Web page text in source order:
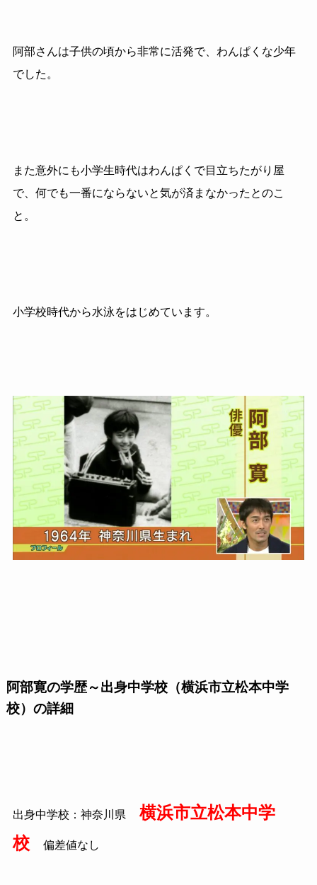
阿部さんは子供の頃から非常に活発で、わんぱくな少年
でした。
また意外にも小学生時代はわんぱくで目立ちたがり屋
で、何でも一番にならないと気が済まなかったとのこ
と。
小学校時代から水泳をはじめています。
阿部寛の学歴～出身中学校（横浜市立松本中学
校）の詳細
出身中学校：神奈川県
横浜市立松本中学
校
偏差値なし